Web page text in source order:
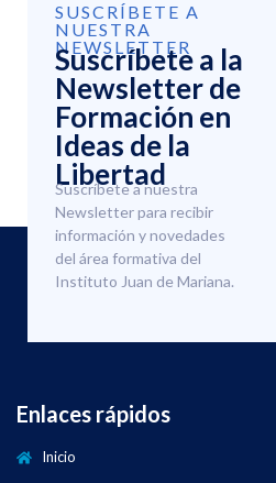
SUSCRÍBETE A
NUESTRA
NEWSLETTER
Suscríbete a la
Newsletter de
Formación en
Ideas de la
Libertad
Suscríbete a nuestra
Newsletter para recibir
información y novedades
del área formativa del
Instituto Juan de Mariana.
Enlaces rápidos
Inicio